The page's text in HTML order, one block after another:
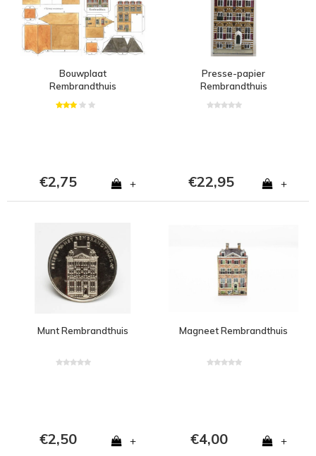
Bouwplaat
Rembrandthuis
€2,75 +
Presse-papier
Rembrandthuis
€22,95 +
Munt Rembrandthuis
€2,50 +
Magneet Rembrandthuis
€4,00 +